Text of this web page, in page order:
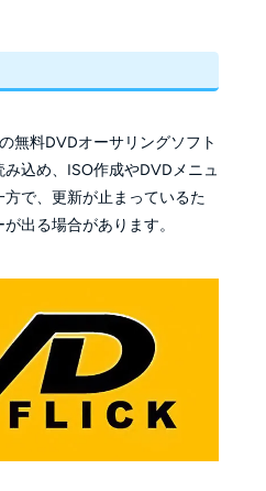
無料DVDオーサリングソフト
込め、ISO作成やDVDメニュ
で、更新が止まっているた
出る場合があります。